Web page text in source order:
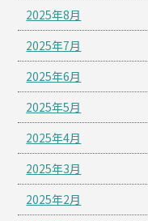
2025年8月
2025年7月
2025年6月
2025年5月
2025年4月
2025年3月
2025年2月